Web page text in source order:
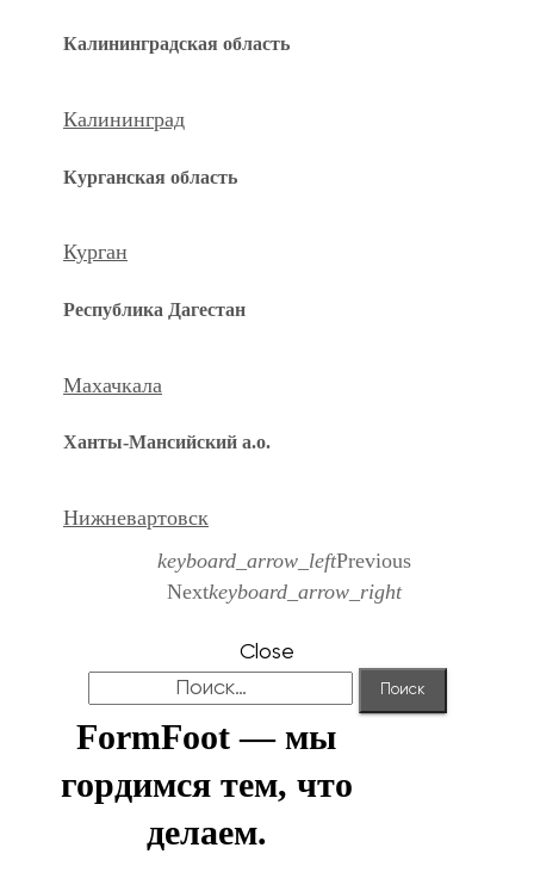
Калининградская область
Калининград
Курганская область
Курган
Республика Дагестан
Махачкала
Ханты-Мансийский а.о.
Нижневартовск
keyboard_arrow_leftPrevious
Nextkeyboard_arrow_right
Close
FormFoot — мы
гордимся тем, что
делаем.